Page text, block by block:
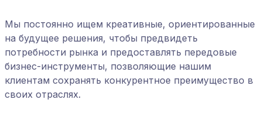
Мы постоянно ищем креативные, ориентированные
на будущее решения, чтобы предвидеть
потребности рынка и предоставлять передовые
бизнес-инструменты, позволяющие нашим
клиентам сохранять конкурентное преимущество в
своих отраслях.